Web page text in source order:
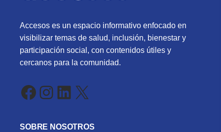
Accesos es un espacio informativo enfocado en
visibilizar temas de salud, inclusión, bienestar y
participación social, con contenidos útiles y
cercanos para la comunidad.
Facebook
Instagram
LinkedIn
X
SOBRE NOSOTROS